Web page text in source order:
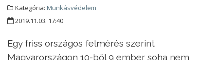
Kategória: Munkásvédelem
2019.11.03. 17:40
Egy friss országos felmérés szerint
Magyarországon 10-ből 9 ember soha nem